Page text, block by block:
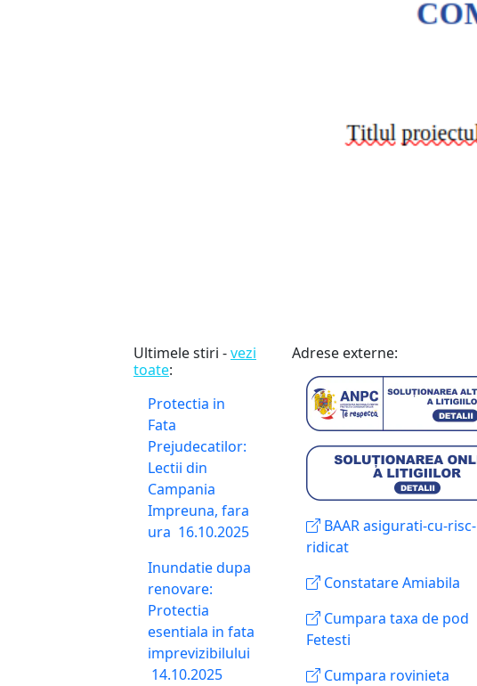
Ultimele stiri -vezi
toate:
Protectia in
Fata
Prejudecatilor:
Lectii din
Campania
Impreuna, fara
ura 16.10.2025
Inundatie dupa
renovare:
Protectia
esentiala in fata
imprevizibilului
14.10.2025
Adrese externe:
BAAR asigurati-cu-risc-
ridicat
Constatare Amiabila
Cumpara taxa de pod
Fetesti
Cumpara rovinieta